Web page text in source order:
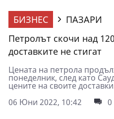
БИЗНЕС
ПАЗАРИ
Петролът скочи над
доставките не стигат
Цената на петрола
понеделник, след като
цените на своите
06 Юни 2022, 10:42
0